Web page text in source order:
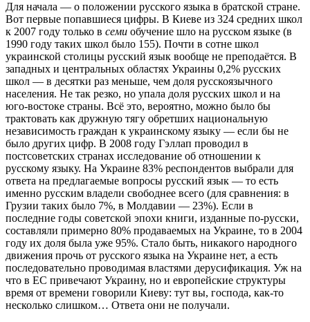
Для начала — о положении русского языка в братской стране.
Вот первые попавшиеся цифры. В Киеве из 324 средних школ
к 2007 году только в семи обучение шло на русском языке (в
1990 году таких школ было 155). Почти в сотне школ
украинской столицы русский язык вообще не преподаётся. В
западных и центральных областях Украины 0,2% русских
школ — в десятки раз меньше, чем доля русскоязычного
населения. Не так резко, но упала доля русских школ и на
юго-востоке страны. Всё это, вероятно, можно было бы
трактовать как дружную тягу обретших национальную
независимость граждан к украинскому языку — если бы не
было других цифр. В 2008 году Гэллап проводил в
постсоветских странах исследование об отношении к
русскому языку. На Украине 83% респондентов выбрали для
ответа на предлагаемые вопросы русский язык — то есть
именно русским владели свободнее всего (для сравнения: в
Грузии таких было 7%, в Молдавии — 23%). Если в
последние годы советской эпохи книги, изданные по-русски,
составляли примерно 80% продаваемых на Украине, то в 2004
году их доля была уже 95%. Стало быть, никакого народного
движения прочь от русского языка на Украине нет, а есть
последовательно проводимая властями дерусификация. Уж на
что в ЕС привечают Украину, но и европейские структуры
время от времени говорили Киеву: тут вы, господа, как-то
несколько слишком… Ответа они не получали.